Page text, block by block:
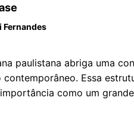
Fernandes
paulistana abriga uma
Essa
como um grande